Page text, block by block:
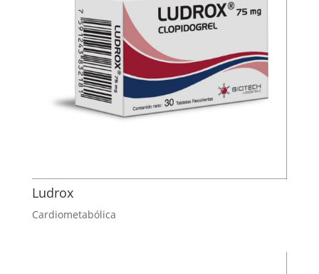
Ludrox
Cardiometabólica